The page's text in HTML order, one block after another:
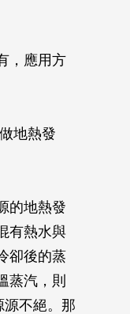
，應用方
地熱發
的地熱發
有熱水與
卻後的蒸
蒸汽，則
不絕。那